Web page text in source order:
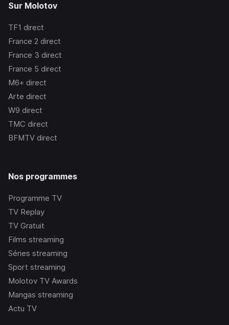
Sur Molotov
TF1 direct
France 2 direct
France 3 direct
France 5 direct
M6+ direct
Arte direct
W9 direct
TMC direct
BFMTV direct
Nos programmes
Programme TV
TV Replay
TV Gratuit
Films streaming
Séries streaming
Sport streaming
Molotov TV Awards
Mangas streaming
Actu TV